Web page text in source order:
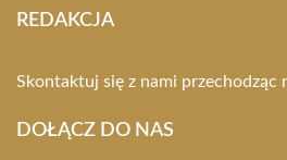
REDAKCJA
Skontaktuj się z nami przechodząc
DOŁĄCZ DO NAS